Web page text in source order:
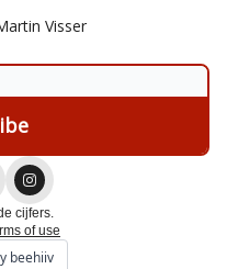
Visser
cijfers.
of use
beehiiv